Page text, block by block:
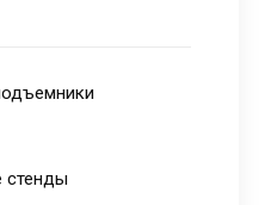
стенды